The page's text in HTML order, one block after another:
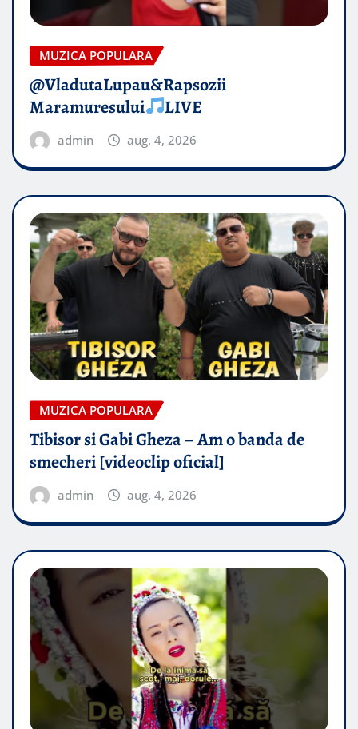
MUZICA POPULARA
@VladutaLupau&Rapsozii
Maramuresului
LIVE
admin aug. 4, 2026
MUZICA POPULARA
Tibisor si Gabi Gheza – Am o banda de
smecheri [videoclip oficial]
admin aug. 4, 2026